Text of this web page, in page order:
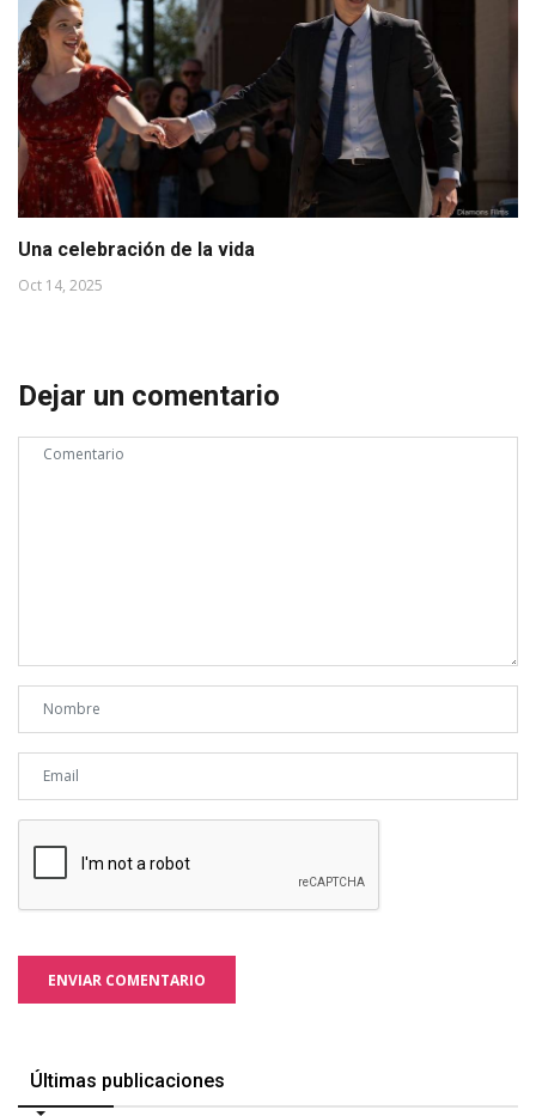
Una celebración de la vida
Oct 14, 2025
Dejar un comentario
ENVIAR COMENTARIO
Últimas publicaciones